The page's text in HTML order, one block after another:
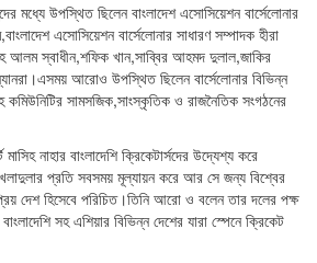
মধ্যে উপস্থিত ছিলেন বাংলাদেশ এসোসিয়েশন বার্সেলোনার
এসোসিয়েশন বার্সেলোনার সাধারণ সম্পাদক হীরা
স্বাধীন,শফিক খান,সাব্বির আহমদ দুলাল,জাকির
আরোও উপস্থিত ছিলেন বার্সেলোনার বিভিন্ন
কমিউনিটির সামসজিক,সাংস্কৃতিক ও রাজনৈতিক সংগঠনের
নাহার বাংলাদেশি ক্রিকেটার্সদের উদ্যেশ্য করে
প্রতি সবসময় মূল্যায়ন করে আর সে জন্য বিশ্বের
দেশ হিসেবে পরিচিত।তিনি আরো ও বলেন তার দলের পক্ষ
সহ এশিয়ার বিভিন্ন দেশের যারা স্পেনে ক্রিকেট